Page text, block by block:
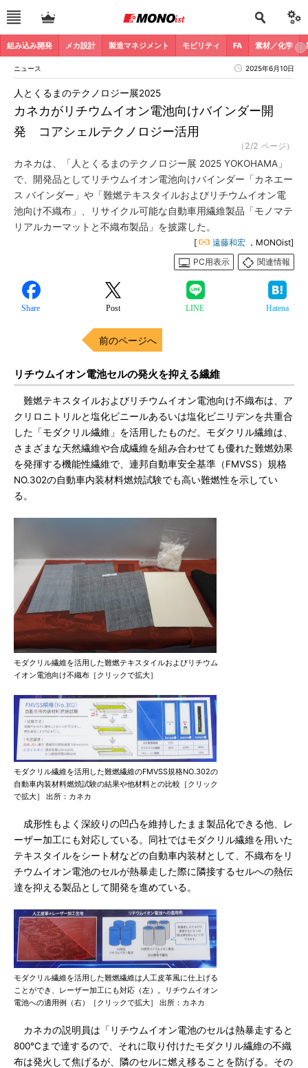
組み込み開発 メカ設計 製造マネジメント モビリティ FA 素材／化学
ニュース 2025年6月10日
カネカがリチウムイオン電池向けバインダー開
発 コアシェルテクノロジー活用
人とくるまのテクノロジー展2025
（2/2 ページ）
カネカは、「人とくるまのテクノロジー展 2025 YOKOHAMA」
で、開発品としてリチウムイオン電池向けバインダー「カネエー
ス バインダー」や「難燃テキスタイルおよびリチウムイオン電
池向け不織布」、リサイクル可能な自動車用繊維製品「モノマテ
リアルカーマットと不織布製品」を披露した。
[ 遠藤和宏 ，MONOist]
PC用表示
関連情報
Share Post LINE Hatena
前のページへ
リチウムイオン電池セルの発火を抑える繊維
難燃テキスタイルおよびリチウムイオン電池向け不織布は、ア
クリロニトリルと塩化ビニールあるいは塩化ビニリデンを共重合
した「モダクリル繊維」を活用したものだ。モダクリル繊維は、
さまざまな天然繊維や合成繊維を組み合わせても優れた難燃効果
を発揮する機能性繊維で、連邦自動車安全基準（FMVSS）規格
NO.302の自動車内装材料燃焼試験でも高い難燃性を示してい
る。
モダクリル繊維を活用した難燃テキスタイルおよびリチウム
イオン電池向け不織布［クリックで拡大］
モダクリル繊維を活用した難燃繊維のFMVSS規格NO.302の
自動車内装材料燃焼試験の結果や他材料との比較［クリック
で拡大］ 出所：カネカ
成形性もよく深絞りの凹凸を維持したまま製品化できる他、レ
ーザー加工にも対応している。同社ではモダクリル繊維を用いた
テキスタイルをシート材などの自動車内装材として、不織布をリ
チウムイオン電池のセルが熱暴走した際に隣接するセルへの熱伝
達を抑える製品として開発を進めている。
モダクリル繊維を活用した難燃繊維は人工皮革風に仕上げる
ことができ、レーザー加工にも対応（左）。リチウムイオン
電池への適用例（右）［クリックで拡大］ 出所：カネカ
カネカの説明員は「リチウムイオン電池のセルは熱暴走すると
800℃まで達するので、それに取り付けたモダクリル繊維の不織
布は発火して焦げるが、隣のセルに燃え移ることを防げる。その